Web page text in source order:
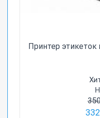
Принтер этикеток